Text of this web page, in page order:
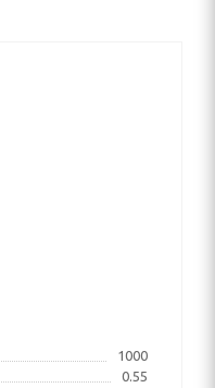
1000
0.55